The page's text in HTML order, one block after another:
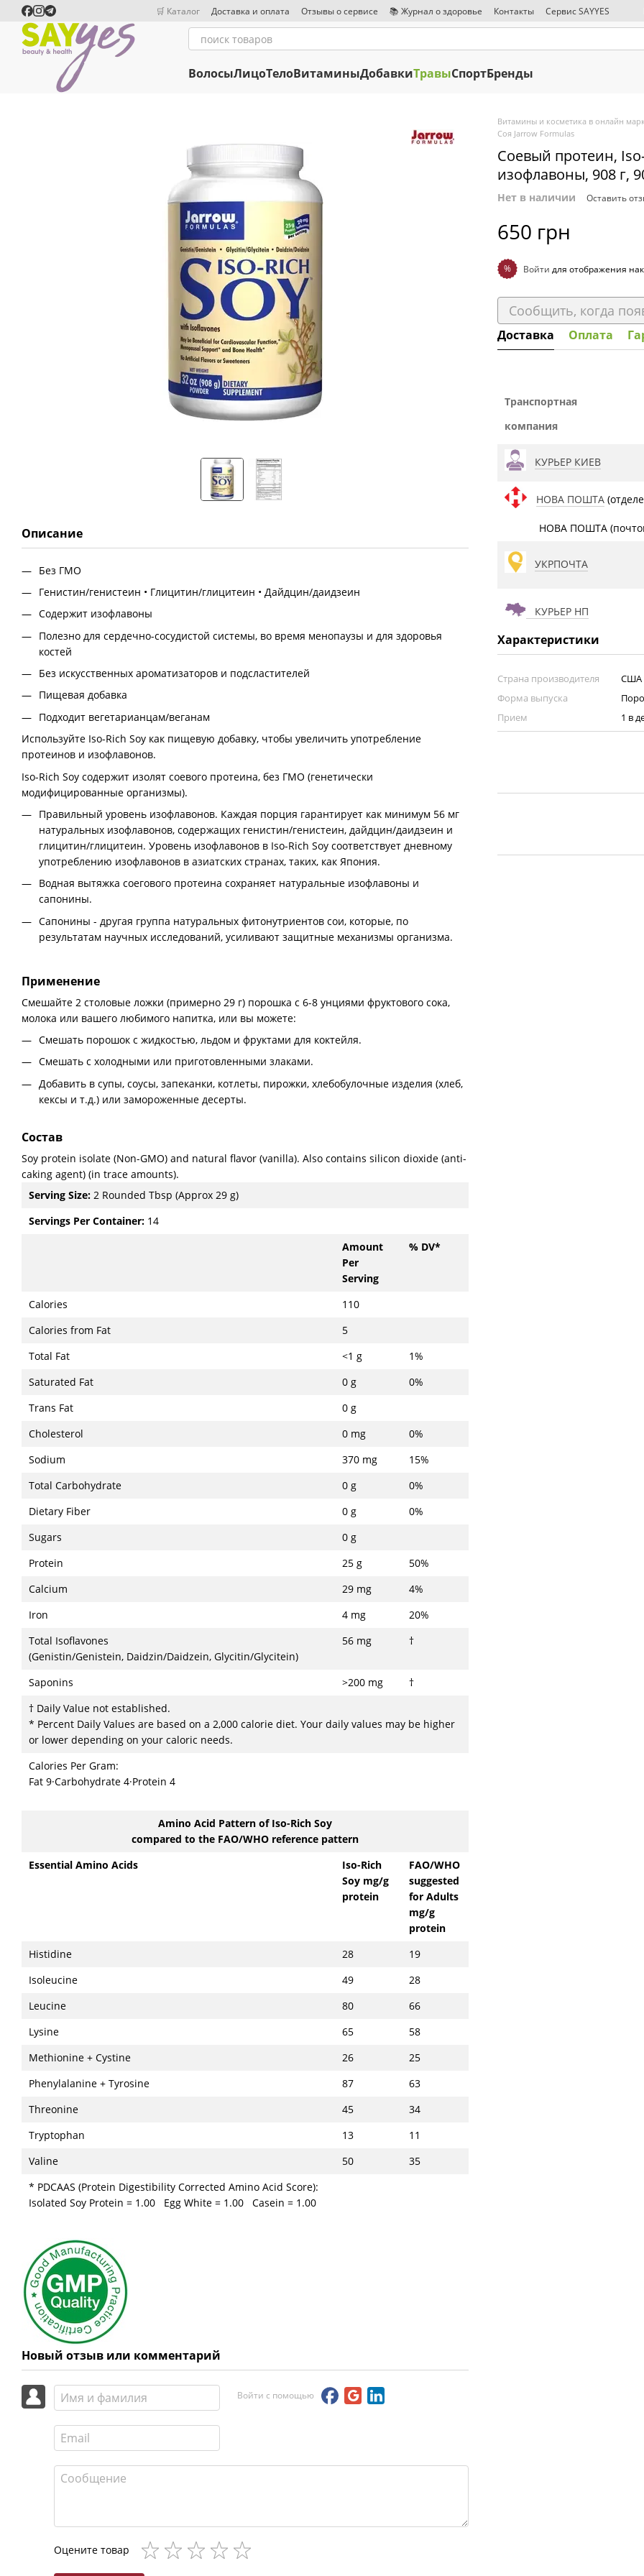
Перейти к основному контенту🛒 Каталог Доставка и оплата Отзывы о сервисе 📚 Журнал о здоровье Контакты Сервис SAYYES
ВолосыЛицоТелоВитаминыДобавкиТравыСпортБренды
Описание
Без ГМО
Генистин/генистеин • Глицитин/глицитеин • Дайдцин/даидзеин
Содержит изофлавоны
Полезно для сердечно-сосудистой системы, во время менопаузы и для здоровья
костей
Без искусственных ароматизаторов и подсластителей
Пищевая добавка
Подходит вегетарианцам/веганам
Используйте Iso-Rich Soy как пищевую добавку, чтобы увеличить употребление
протеинов и изофлавонов.
Iso-Rich Soy содержит изолят соевого протеина, без ГМО (генетически
модифицированные организмы).
Правильный уровень изофлавонов. Каждая порция гарантирует как минимум 56 мг
натуральных изофлавонов, содержащих генистин/генистеин, дайдцин/даидзеин и
глицитин/глицитеин. Уровень изофлавонов в Iso-Rich Soy соответствует дневному
употреблению изофлавонов в азиатских странах, таких, как Япония.
Водная вытяжка соегового протеина сохраняет натуральные изофлавоны и
сапонины.
Сапонины - другая группа натуральных фитонутриентов сои, которые, по
результатам научных исследований, усиливают защитные механизмы организма.
Применение
Смешайте 2 столовые ложки (примерно 29 г) порошка с 6-8 унциями фруктового сока,
молока или вашего любимого напитка, или вы можете:
Смешать порошок с жидкостью, льдом и фруктами для коктейля.
Смешать с холодными или приготовленными злаками.
Добавить в супы, соусы, запеканки, котлеты, пирожки, хлебобулочные изделия (хлеб,
кексы и т.д.) или замороженные десерты.
Состав
Soy protein isolate (Non-GMO) and natural flavor (vanilla). Also contains silicon dioxide (anti-
caking agent) (in trace amounts).
Serving Size: 2 Rounded Tbsp (Approx 29 g)
Servings Per Container: 14
Amount
Per
Serving
% DV*
Calories
110
Calories from Fat
5
Total Fat
<1 g
1%
Saturated Fat
0 g
0%
Trans Fat
0 g
Cholesterol
0 mg
0%
Sodium
370 mg
15%
Total Carbohydrate
0 g
0%
Dietary Fiber
0 g
0%
Sugars
0 g
Protein
25 g
50%
Calcium
29 mg
4%
Iron
4 mg
20%
Total Isoflavones
(Genistin/Genistein, Daidzin/Daidzein, Glycitin/Glycitein)
56 mg †
Saponins >200 mg
†
† Daily Value not established.
* Percent Daily Values are based on a 2,000 calorie diet. Your daily values may be higher
or lower depending on your caloric needs.
Calories Per Gram:
Fat 9·Carbohydrate 4·Protein 4
Amino Acid Pattern of Iso-Rich Soy
compared to the FAO/WHO reference pattern
Essential Amino Acids
Iso-Rich
Soy mg/g
protein
FAO/WHO
suggested
for Adults
mg/g
protein
Histidine
28
19
Isoleucine
49
28
Leucine
80
66
Lysine
65
58
Methionine + Cystine
26
25
Phenylalanine + Tyrosine
87
63
Threonine
45
34
Tryptophan
13
11
Valine
50
35
* PDCAAS (Protein Digestibility Corrected Amino Acid Score):
Isolated Soy Protein = 1.00 Egg White = 1.00 Casein = 1.00
Новый отзыв или комментарий
Войти с помощью
Оцените товар
Витамины и косметика в онлайн
Соя Jarrow Formulas
Соевый протеин,
изофлавоны, 908 г,
Нет в наличии Оставить
650 грн
% Войти для отображения
Сообщить, когда
Доставка Оплата
Транспортная
компания
КУРЬЕР КИЕВ
НОВА ПОШТА
НОВА ПОШТА
УКРПОЧТА
КУРЬЕР НП
Характеристики
Страна производителя
США
Форма выпуска
Прием
1 в